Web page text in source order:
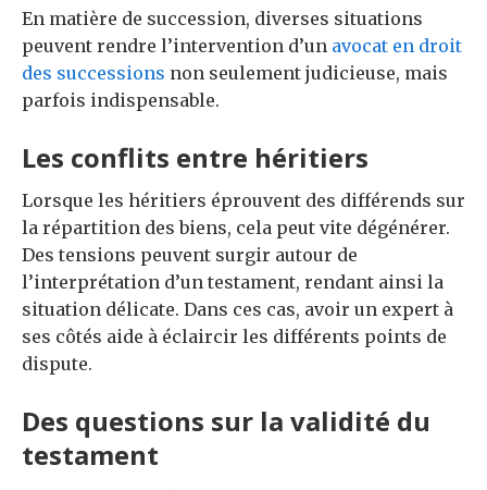
En matière de succession, diverses situations
peuvent rendre l’intervention d’un avocat en droit
des successions non seulement judicieuse, mais
parfois indispensable.
Les conflits entre héritiers
Lorsque les héritiers éprouvent des différends sur
la répartition des biens, cela peut vite dégénérer.
Des tensions peuvent surgir autour de
l’interprétation d’un testament, rendant ainsi la
situation délicate. Dans ces cas, avoir un expert à
ses côtés aide à éclaircir les différents points de
dispute.
Des questions sur la validité du
testament